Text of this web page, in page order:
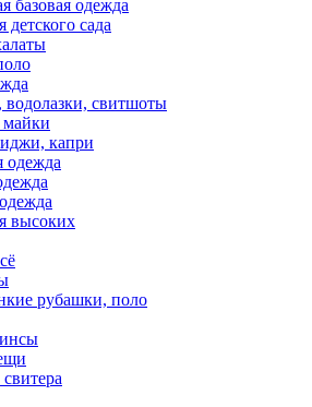
базовая одежда
сада
водолазки, свитшоты
капри
одежда
высоких
рубашки, поло